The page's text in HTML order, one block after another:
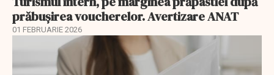
prăbușirea voucherelor. Avertizare ANAT
01 FEBRUARIE 2026